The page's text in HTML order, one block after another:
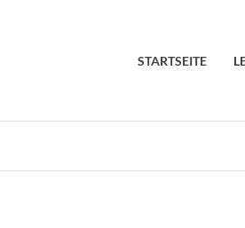
STARTSEITE